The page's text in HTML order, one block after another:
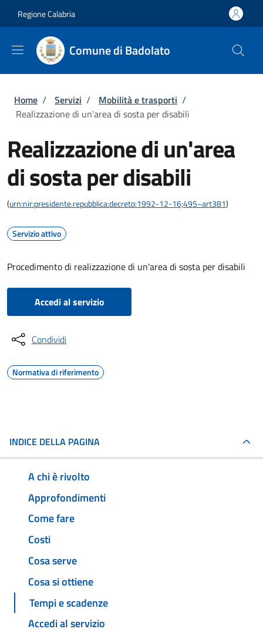
Regione Calabria
Comune di Badolato
Briciole di pane
Home / Servizi / Mobilità e trasporti /
Realizzazione di un'area di sosta per disabili
Realizzazione di un'area
di sosta per disabili
(urn:nir:presidente.repubblica:decreto:1992-12-16;495~art381)
Servizio attivo
Procedimento di realizzazione di un'area di sosta per disabili
Accedi al servizio
Condividi
Normativa di riferimento
INDICE DELLA PAGINA
A chi è rivolto
Approfondimenti
Come fare
Costi
Cosa serve
Cosa si ottiene
Tempi e scadenze
Accedi al servizio